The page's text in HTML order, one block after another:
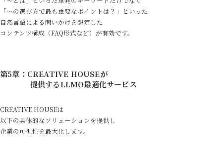
公式アプリ
Contact
「〜の選び方で最も重要なポイントは？」といった
自然言語による問いかけを想定した
コンテンツ構成（FAQ形式など）が有効です。
第5章：CREATIVE HOUSEが
提供するLLMO最適化サービス
CREATIVE HOUSEは
以下の具体的なソリューションを提供し
企業の可視性を最大化します。